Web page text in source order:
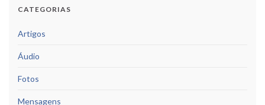
CATEGORIAS
Artigos
Áudio
Fotos
Mensagens